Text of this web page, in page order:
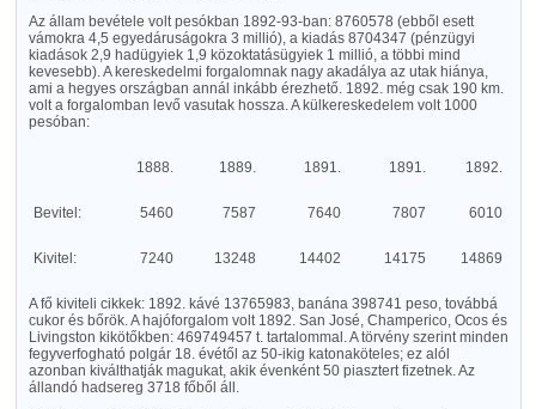
Az állam bevétele volt pesókban 1892-93-ban: 8760578 (ebből esett
vámokra 4,5 egyedáruságokra 3 millió), a kiadás 8704347 (pénzügyi
kiadások 2,9 hadügyiek 1,9 közoktatásügyiek 1 millió, a többi mind
kevesebb). A kereskedelmi forgalomnak nagy akadálya az utak hiánya,
ami a hegyes országban annál inkább érezhető. 1892. még csak 190 km.
volt a forgalomban levő vasutak hossza. A külkereskedelem volt 1000
pesóban:
1888. 1889. 1891. 1891. 1892.
Bevitel: 5460 7587 7640 7807 6010
Kivitel: 7240 13248 14402 14175 14869
A fő kiviteli cikkek: 1892. kávé 13765983, banána 398741 peso, továbbá
cukor és bőrök. A hajóforgalom volt 1892. San José, Champerico, Ocos és
Livingston kikötőkben: 469749457 t. tartalommal. A törvény szerint minden
fegyverfogható polgár 18. évétől az 50-ikig katonaköteles; ez alól
azonban kiválthatják magukat, akik évenként 50 piasztert fizetnek. Az
állandó hadsereg 3718 főből áll.